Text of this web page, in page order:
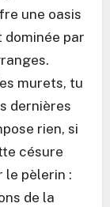
une oasis
par
murets, tu
dernières
rien, si
césure
le pèlerin :
de la